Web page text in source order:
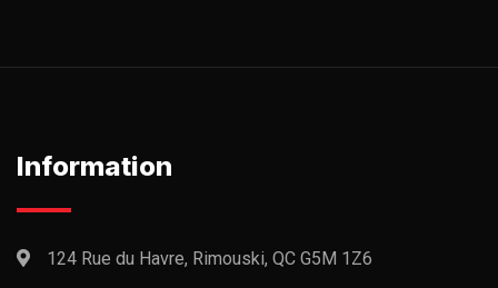
Information
124 Rue du Havre, Rimouski, QC G5M 1Z6